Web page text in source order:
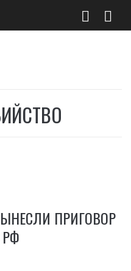
ПРИГОВОР